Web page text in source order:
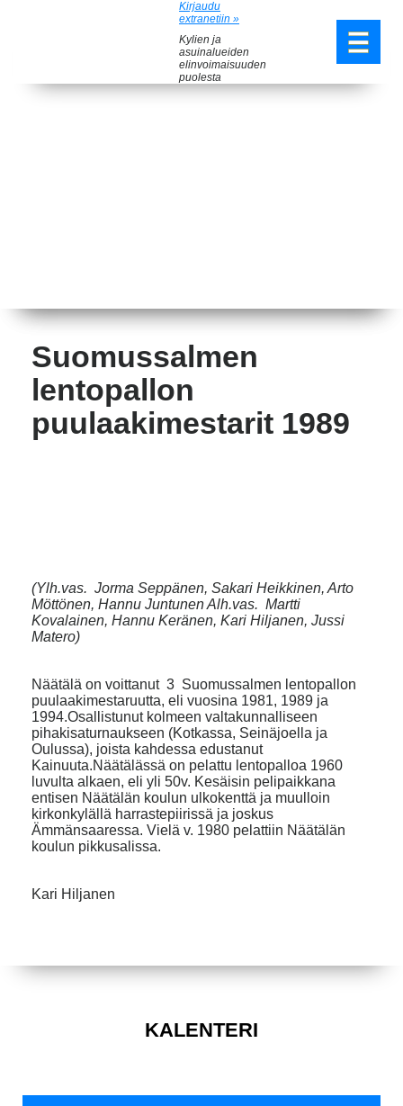
Kirjaudu
extranetiin »
Kylien ja
asuinalueiden
elinvoimaisuuden
puolesta
Suomussalmen
lentopallon
puulaakimestarit 1989
(Ylh.vas. Jorma Seppänen, Sakari Heikkinen, Arto
Möttönen, Hannu Juntunen Alh.vas. Martti
Kovalainen, Hannu Keränen, Kari Hiljanen, Jussi
Matero)
Näätälä on voittanut 3 Suomussalmen lentopallon
puulaakimestaruutta, eli vuosina 1981, 1989 ja
1994.Osallistunut kolmeen valtakunnalliseen
pihakisaturnaukseen (Kotkassa, Seinäjoella ja
Oulussa), joista kahdessa edustanut
Kainuuta.Näätälässä on pelattu lentopalloa 1960
luvulta alkaen, eli yli 50v. Kesäisin pelipaikkana
entisen Näätälän koulun ulkokenttä ja muulloin
kirkonkylällä harrastepiirissä ja joskus
Ämmänsaaressa. Vielä v. 1980 pelattiin Näätälän
koulun pikkusalissa.
Kari Hiljanen
KALENTERI